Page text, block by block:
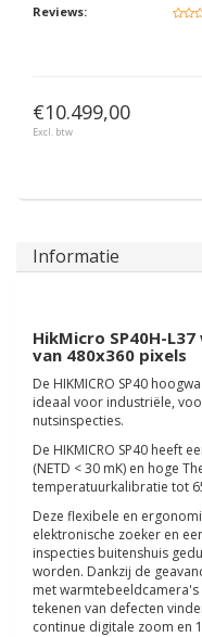
Reviews:
€10.499,00
Excl. btw
Informatie
HikMicro SP40H-
van 480x360 pixels
De HIKMICRO SP40
ideaal voor industriële,
nutsinspecties.
De HIKMICRO SP40 heeft
(NETD < 30 mK) en hoge
temperatuurkalibratie tot
Deze flexibele en
elektronische zoeker en
inspecties buitenshuis
worden. Dankzij de
met
tekenen van defecten
continue digitale zoom en